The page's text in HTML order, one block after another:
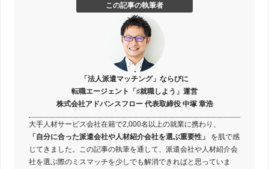
この記事の執筆者
「法人派遣マッチング」ならびに
転職エージェント「♯就職しよう」運営
株式会社アドバンスフロー 代表取締役 中塚 章浩
大手人材サービス会社在籍で2,000名以上の就業に携わり、
「自分に合った派遣会社や人材紹介会社を選ぶ重要性」
を肌で感
じてきました。この記事の執筆を通して、派遣会社や人材紹介会
社を選ぶ際のミスマッチを少しでも解消できればと思っていま